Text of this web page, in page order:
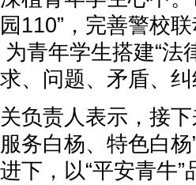
园110”，完善警校
为青年学生搭建“法
、问题、矛盾、
责人表示，接下
务白杨、特色白
下，以“平安青牛”